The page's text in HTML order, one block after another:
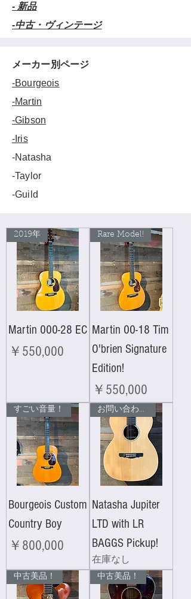
- 新品
-中古・ヴィンテージ
メーカー別ページ
-Bourgeois
-Martin
-Gibson
-Iris
-Natasha
-Taylor
-Guild
2019年
Martin 000-28 EC
価格
￥550,000
Rare Model!
Martin 00-18 Tim
O'brien Signature
Edition!
価格
￥550,000
すごい音量！
Bourgeois Custom
Country Boy
価格
￥800,000
お問い合わせください！
Natasha Jupiter
LTD with LR
BAGGS Pickup!
在庫なし
中古美品！ 中古美品！